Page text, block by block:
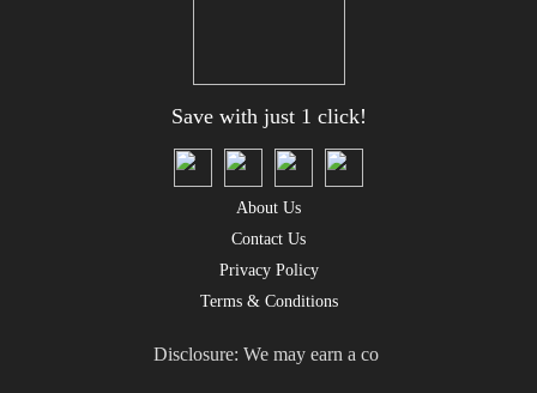
Save with just 1 click!
About Us
Contact Us
Privacy Policy
Terms & Conditions
Disclosure: We may earn a co